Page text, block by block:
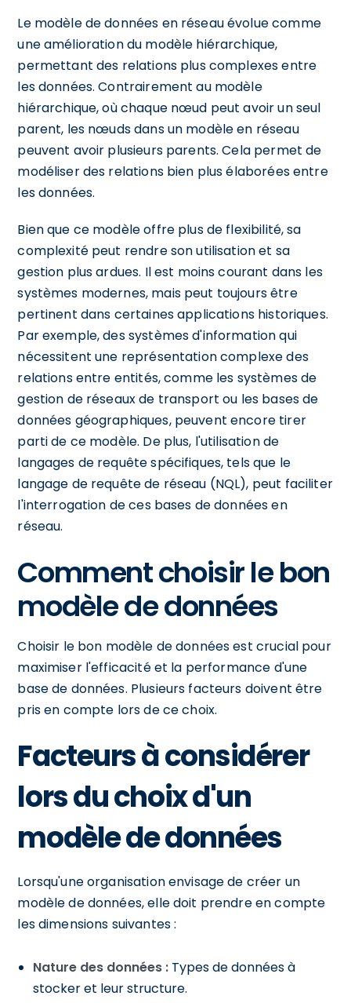
Le modèle de données en réseau évolue comme
une amélioration du modèle hiérarchique,
permettant des relations plus complexes entre
les données. Contrairement au modèle
hiérarchique, où chaque nœud peut avoir un seul
parent, les nœuds dans un modèle en réseau
peuvent avoir plusieurs parents. Cela permet de
modéliser des relations bien plus élaborées entre
les données.
Bien que ce modèle offre plus de flexibilité, sa
complexité peut rendre son utilisation et sa
gestion plus ardues. Il est moins courant dans les
systèmes modernes, mais peut toujours être
pertinent dans certaines applications historiques.
Par exemple, des systèmes d'information qui
nécessitent une représentation complexe des
relations entre entités, comme les systèmes de
gestion de réseaux de transport ou les bases de
données géographiques, peuvent encore tirer
parti de ce modèle. De plus, l'utilisation de
langages de requête spécifiques, tels que le
langage de requête de réseau (NQL), peut faciliter
l'interrogation de ces bases de données en
réseau.
Comment choisir le bon
modèle de données
Choisir le bon modèle de données est crucial pour
maximiser l'efficacité et la performance d'une
base de données. Plusieurs facteurs doivent être
pris en compte lors de ce choix.
Facteurs à considérer
lors du choix d'un
modèle de données
Lorsqu'une organisation envisage de créer un
modèle de données, elle doit prendre en compte
les dimensions suivantes :
Nature des données : Types de données à
stocker et leur structure.